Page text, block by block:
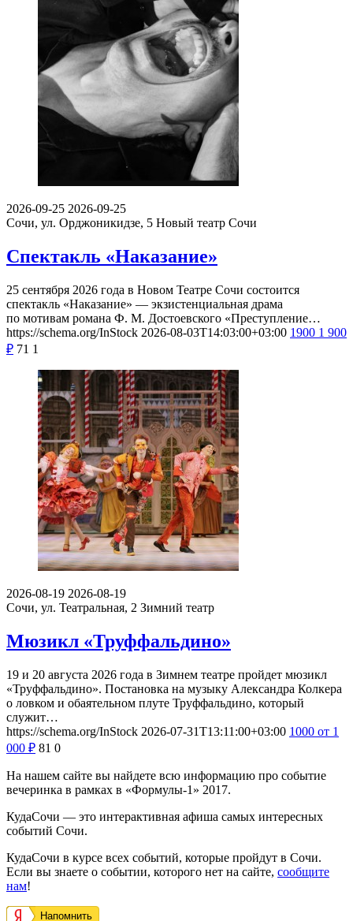
2026-09-25 2026-09-25
Сочи, ул. Орджоникидзе, 5 Новый театр Сочи
Спектакль «Наказание»
25 сентября 2026 года в Новом Театре Сочи состоится
спектакль «Наказание» — экзистенциальная драма
по мотивам романа Ф. М. Достоевского «Преступление…
https://schema.org/InStock 2026-08-03T14:03:00+03:00 1900 1 900
₽ 71 1
2026-08-19 2026-08-19
Сочи, ул. Театральная, 2 Зимний театр
Мюзикл «Труффальдино»
19 и 20 августа 2026 года в Зимнем театре пройдет мюзикл
«Труффальдино». Постановка на музыку Александра Колкера
о ловком и обаятельном плуте Труффальдино, который
служит…
https://schema.org/InStock 2026-07-31T13:11:00+03:00 1000 от 1
000 ₽ 81 0
На нашем сайте вы найдете всю информацию про событие
вечеринка в рамках в «Формулы-1» 2017.
КудаСочи — это интерактивная афиша самых интересных
событий Сочи.
КудаСочи в курсе всех событий, которые пройдут в Сочи.
Если вы знаете о событии, которого нет на сайте, сообщите
нам!
Напомнить